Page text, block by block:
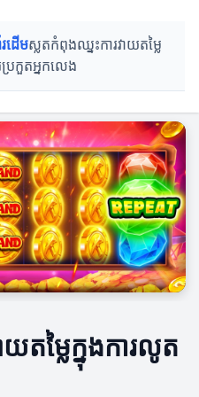
ដើមស្លតកំពុងឈ្នះការវាយតម្លៃ
ប្រកួតអ្នកលេង
យតម្លៃក្នុងការលូត